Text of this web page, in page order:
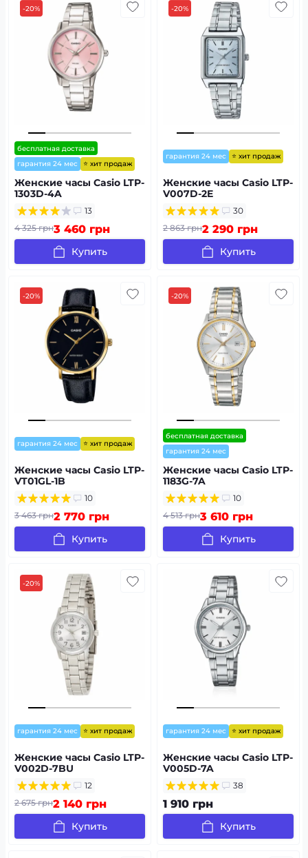
-20%
бесплатная доставка
гарантия 24 мес
⭐ хит продаж
Женские часы Casio LTP-
1303D-4A
13
4 325 грн3 460 грн
Купить
-20%
гарантия 24 мес ⭐ хит продаж
Женские часы Casio LTP-
V007D-2E
30
2 863 грн2 290 грн
Купить
-20%
гарантия 24 мес ⭐ хит продаж
Женские часы Casio LTP-
VT01GL-1B
10
3 463 грн2 770 грн
Купить
-20%
бесплатная доставка
гарантия 24 мес
Женские часы Casio LTP-
1183G-7A
10
4 513 грн3 610 грн
Купить
-20%
гарантия 24 мес ⭐ хит продаж
Женские часы Casio LTP-
V002D-7BU
12
2 675 грн2 140 грн
Купить
гарантия 24 мес ⭐ хит продаж
Женские часы Casio LTP-
V005D-7A
38
1 910 грн
Купить